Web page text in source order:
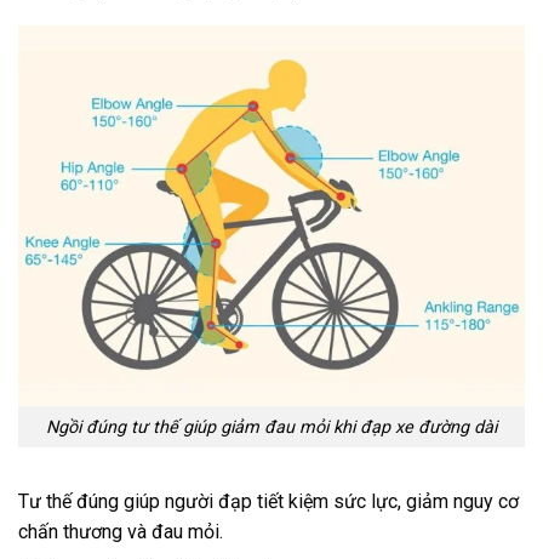
Ngồi đúng tư thế giúp giảm đau mỏi khi đạp xe đường dài
Tư thế đúng giúp người đạp tiết kiệm sức lực, giảm nguy cơ
chấn thương và đau mỏi.